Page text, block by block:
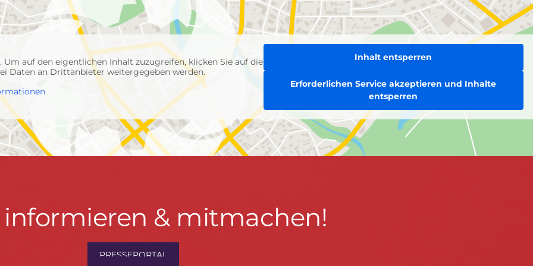
. Um auf den eigentlichen Inhalt zuzugreifen, klicken Sie auf die
Daten an Drittanbieter weitergegeben werden.
Inhalt entsperren
Erforderlichen Service akzeptieren und Inhalte
entsperren
& mitmachen!
PRESSEPORTAL